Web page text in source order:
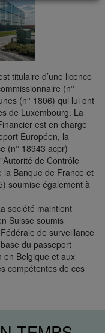
titulaire d’une licence
(n°
(n° 1806) qui lui ont
de Luxembourg. La
est en charge
Européen, la
(n° 18943 acpr)
de Contrôle
la Banque de France et
soumise également à
société maintient
Suisse soumis
de surveillance
du passeport
en Belgique et aux
compétentes de ces